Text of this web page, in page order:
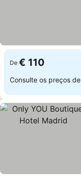
De € 110
Consulte os preços de